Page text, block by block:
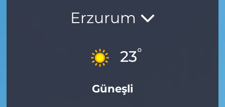
Erzurum
23°
Güneşli